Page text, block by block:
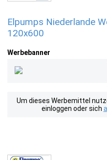
Elpumps Niederlande
120x600
Werbebanner
Um dieses Werbemittel
einloggen oder sich